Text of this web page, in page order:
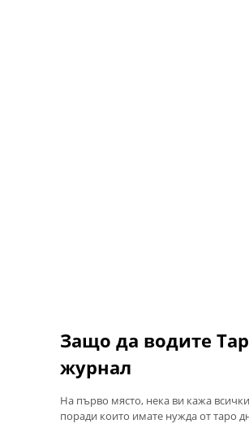
Защо да водите
журнал
На първо място, нека ви кажа
поради които имате нужда от таро